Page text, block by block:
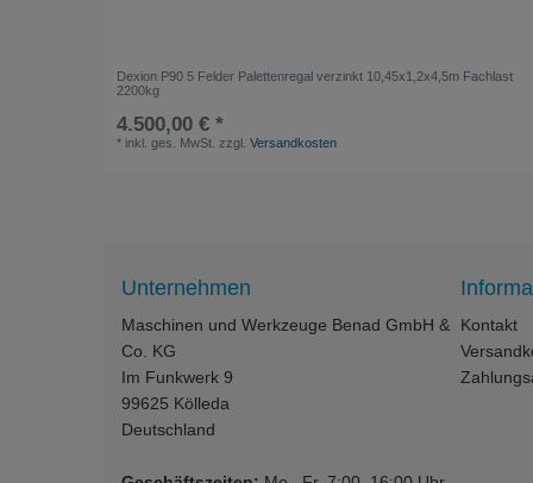
Dexion P90 5 Felder Palettenregal verzinkt 10,45x1,2x4,5m Fachlast
2200kg
4.500,00 € *
* inkl. ges. MwSt. zzgl.Versandkosten
Unternehmen
Maschinen und Werkzeuge Benad GmbH &
Co. KG
Im Funkwerk 9
99625 Kölleda
Deutschland
Kontakt